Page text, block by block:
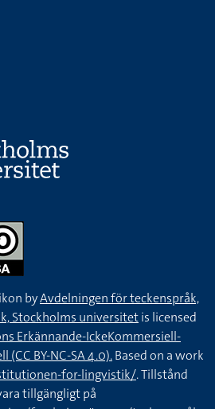
byAvdelningen för teckenspråk,
Stockholms universitetis licensed
Erkännande-IckeKommersiell-
BY-NC-SA 4.0).Based on a work
for-lingvistik/. Tillstånd
tillgängligt på